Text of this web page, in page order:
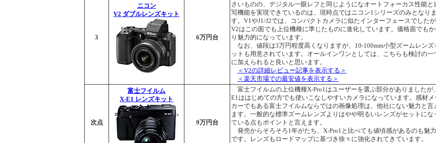
3
ニコン
V2 ダブルレンズキット
6万円台
さいものの、デジタル一眼レフと同じようになオートフォーカス性能と
写機能を実現できているのは、現時点ではニコン1シリーズのみとなりま
す。V1やJ1/J2では、コンパクトカメラに似たインターフェースでしたが
V2はこの面でも上位機種に準じたものに進化しています。価格面でもか
り魅力的になっています。
なお、値段は3万円程度高くなりますが、10-100mm小型ズームレンズ
ットも用意されています。オールインワンとしては、こちらも検討の一
に加えられると良いと思います。
＜V2の詳細レビュー記事を表示する＞
＜楽天市場での最安値を表示する＞
次点
富士フイルム
X-E1 レンズキット
9万円台
富士フイルムの上位機種X-Pro1はユーザーを選ぶ部分がありましたが
E1ははじめての方でも使いこなしやすいカメラになっています。感材メ
カーでもある富士フイルムならではの画像処理は、他社にない魅力と言
ます。一般的な標準ズームレンズよりはやや明るいレンズがセットにな
ている点もポイントと言えます。
発売からそろそろ1年がたち、X-Pro1と比べても値頃感があるのも魅
です。レンズもロードマップに基づき徐々に強化されてきています。